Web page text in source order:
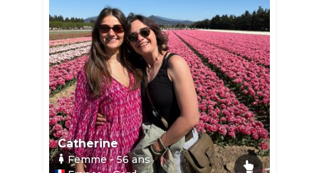
Catherine
Femme- 56ans